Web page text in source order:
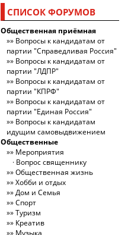
СПИСОК ФОРУМОВ
Общественная приёмная
Вопросы к кандидатам от
партии "Справедливая Россия"
Вопросы к кандидатам от
партии "ЛДПР"
Вопросы к кандидатам от
партии "КПРФ"
Вопросы к кандидатам от
партии "Единая Россия"
Вопросы к кандидатам
идущим самовыдвижением
Общественные
Мероприятия
Вопрос священнику
Общественная жизнь
Хобби и отдых
Дом и Семья
Спорт
Туризм
Креатив
Музыка